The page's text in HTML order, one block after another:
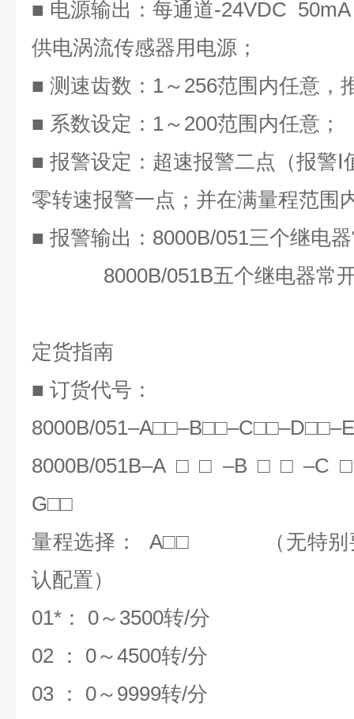
■ 电源输出：每通道-24VDC 50mA
供电涡流传感器用电源；
■ 测速齿数： 1～ 256范围内任意，
■ 系数设定： 1～ 200范围内任意；
■ 报警设定：超速报警二点（报警Ⅰ
零转速报警一点；并在满量程范围
■ 报警输出： 8000B/051三个继电
8000B/051B五个继电器常开
定货指南
■ 订货代号：
8000B/051–A□□–B□□–C□□–D□□–E
8000B/051B–A□□ –B □□–C
G□□
量程选择：
A□□
（无特
认配置）
01*：
0～ 3500转/分
02 ：
0～4500转/分
03 ：
0～ 9999转/分